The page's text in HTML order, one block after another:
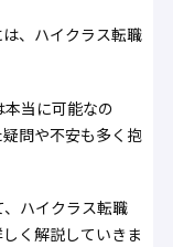
、ハイクラス転職
当に可能なの
問や不安も多く抱
ハイクラス転職
く解説していきま